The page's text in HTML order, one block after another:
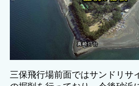
三保飛行場前面ではサンドリサ